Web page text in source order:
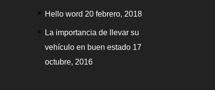
Hello word 20 febrero, 2018
La importancia de llevar su
vehículo en buen estado 17
octubre, 2016